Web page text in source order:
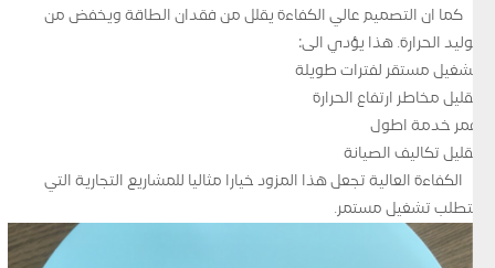
كما ان التصميم عالي الكفاءة يقلل من فقدان الطاقة ويخفض من
توليد الحرارة. هذا يؤدي الى:
تشغيل مستقر لفترات طويلة
تقليل مخاطر ارتفاع الحرارة
عمر خدمة اطول
تقليل تكاليف الصيانة
الكفاءة العالية تجعل هذا المزود خيارا مثاليا للمشاريع التجارية التي
تتطلب تشغيل مستمر.